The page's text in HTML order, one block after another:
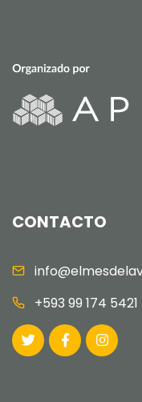
CONTACTO
+593 99 174 5421